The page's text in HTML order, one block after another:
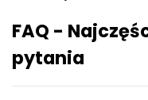
FAQ -
pytania